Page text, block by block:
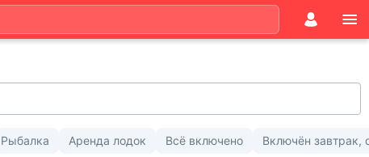
Рыбалка Аренда лодок Всё включено Включён завтрак,